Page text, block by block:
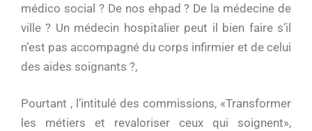
médico social ? De nos ehpad ? De la médecine de
ville ? Un médecin hospitalier peut il bien faire s’il
n’est pas accompagné du corps infirmier et de celui
des aides soignants ?,
Pourtant , l’intitulé des commissions, «Transformer
les métiers et revaloriser ceux qui soignent»,